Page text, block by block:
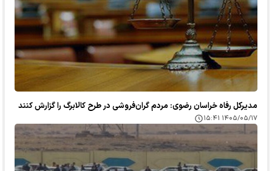
مدیرکل رفاه خراسان رضوی: مردم گران‌فروشی در طرح کالابرگ را گزارش کنند
۱۴۰۵/۰۵/۱۷ ۱۵:۴۱